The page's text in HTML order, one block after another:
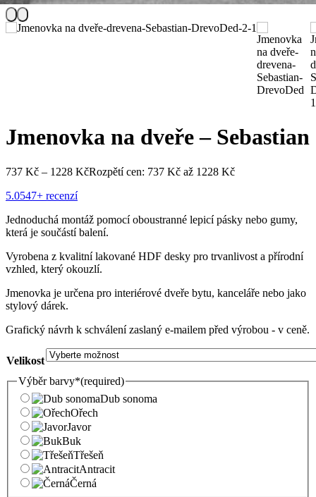
Jmenovka na dveře – Sebastian
737 Kč – 1228 KčRozpětí cen: 737 Kč až 1228 Kč
5.0547+ recenzí
Jednoduchá montáž pomocí oboustranné lepicí pásky nebo gumy,
která je součástí balení.
Vyrobena z kvalitní lakované HDF desky pro trvanlivost a přírodní
vzhled, který okouzlí.
Jmenovka je určena pro interiérové dveře bytu, kanceláře nebo jako
stylový dárek.
Grafický návrh k schválení zaslaný e-mailem před výrobou - v ceně.
Velikost
Výběr barvy*(required)
Dub sonoma
Ořech
Javor
Buk
Třešeň
Antracit
Černá